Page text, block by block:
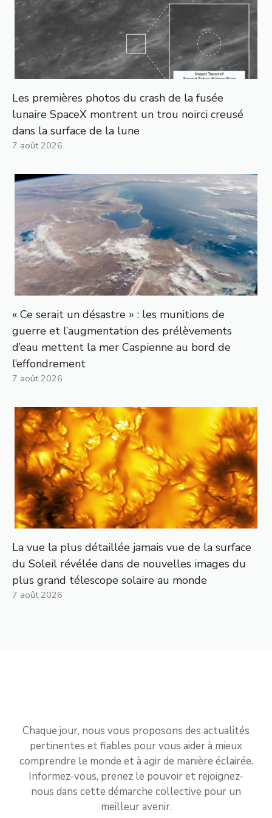
Les premières photos du crash de la fusée
lunaire SpaceX montrent un trou noirci creusé
dans la surface de la lune
7 août 2026
« Ce serait un désastre » : les munitions de
guerre et l’augmentation des prélèvements
d’eau mettent la mer Caspienne au bord de
l’effondrement
7 août 2026
La vue la plus détaillée jamais vue de la surface
du Soleil révélée dans de nouvelles images du
plus grand télescope solaire au monde
7 août 2026
Chaque jour, nous vous proposons des actualités
pertinentes et fiables pour vous aider à mieux
comprendre le monde et à agir de manière éclairée.
Informez-vous, prenez le pouvoir et rejoignez-
nous dans cette démarche collective pour un
meilleur avenir.